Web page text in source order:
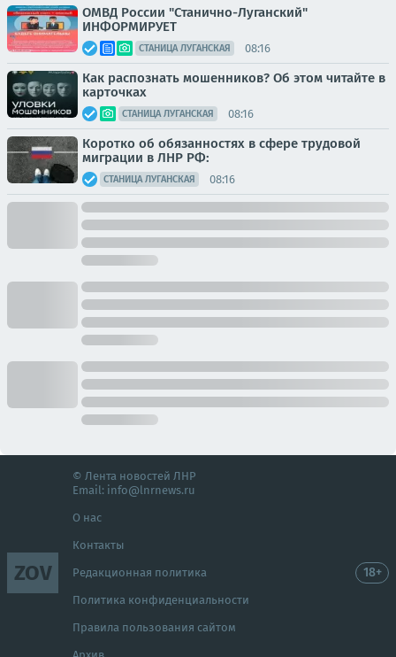
ОМВД России "Станично-Луганский"
ИНФОРМИРУЕТ
СТАНИЦА ЛУГАНСКАЯ 08:16
Как распознать мошенников? Об этом читайте в
карточках
СТАНИЦА ЛУГАНСКАЯ 08:16
Коротко об обязанностях в сфере трудовой
миграции в ЛНР РФ:
СТАНИЦА ЛУГАНСКАЯ 08:16
ZOV
© Лента новостей ЛНР
Email: info@lnrnews.ru
О нас
Контакты
Редакционная политика
Политика конфиденциальности
Правила пользования сайтом
18+